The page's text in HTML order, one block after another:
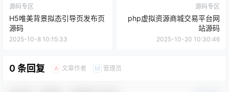
源码专区
H5唯美背景拟态引导页发布页
源码
2025-10-8 10:15:33
源码专区
php虚拟资源商城交易平台网
站源码
2025-10-20 10:30:46
0 条回复 A 文章作者 M 管理员